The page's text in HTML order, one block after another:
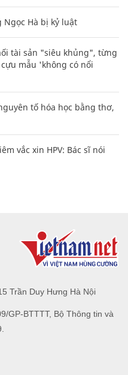
Ngọc Hà bị kỷ luật
tài sản "siêu khủng", từng
mẫu 'không có nổi
tố hóa học bằng thơ,
vắc xin HPV: Bác sĩ nói
Trần Duy Hưng Hà Nội
GP-BTTTT, Bộ Thông tin và